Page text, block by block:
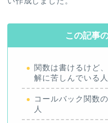
この記事
関数は書けるけど
解に苦しんでいる人
コールバック関数
人